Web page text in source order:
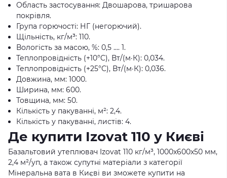
Область застосування: Двошарова, тришарова
покрівля.
Група горючості: НГ (негорючий).
Щільність, кг/м³: 110.
Вологість за масою, %: 0,5 .... 1.
Теплопровідність (+10°C), Вт/(м·К): 0,034.
Теплопровідність (+25°C), Вт/(м·К): 0,036.
Довжина, мм: 1000.
Ширина, мм: 600.
Товщина, мм: 50.
Кількість у пакуванні, м²: 2,4.
Кількість у пакуванні, листів: 4.
Де купити Izovat 110 у Києві
Базальтовий утеплювач Izovat 110 кг/м³, 1000x600x50 мм,
2,4 м²/уп, а також супутні матеріали з категорії
Мінеральна вата в Києві ви зможете купити на